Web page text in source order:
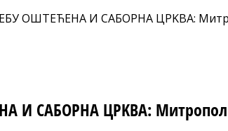
ОШТЕЋЕНА И САБОРНА ЦРKВА:
И САБОРНА ЦРKВА: